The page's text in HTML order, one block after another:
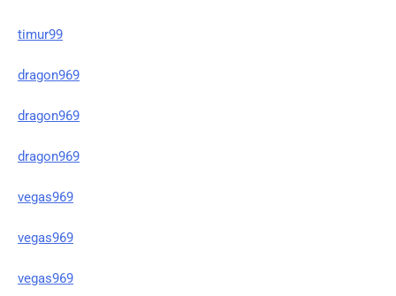
timur99
dragon969
dragon969
dragon969
vegas969
vegas969
vegas969